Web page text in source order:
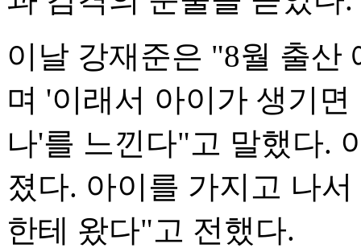
이날 강재준은 "8월 출산
며 '이래서 아이가 생기
나'를 느낀다"고 말했다.
졌다. 아이를 가지고 나
한테 왔다"고 전했다.